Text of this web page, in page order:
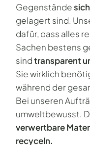
Gegenstände
gelagert sind.
dafür, dass alles
Sachen bestens
sindtransparent
Sie wirklich
während der
Bei unseren
umweltbewusst.
verwertbare
recyceln.